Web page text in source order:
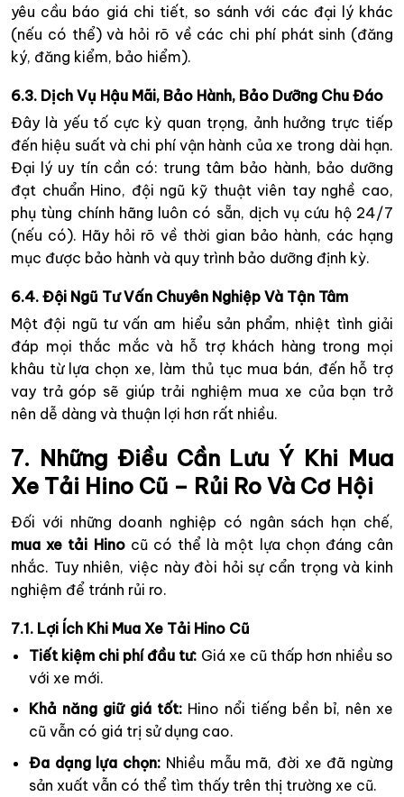
yêu cầu báo giá chi tiết, so sánh với các đại lý khác
(nếu có thể) và hỏi rõ về các chi phí phát sinh (đăng
ký, đăng kiểm, bảo hiểm).
6.3. Dịch Vụ Hậu Mãi, Bảo Hành, Bảo Dưỡng Chu Đáo
Đây là yếu tố cực kỳ quan trọng, ảnh hưởng trực tiếp
đến hiệu suất và chi phí vận hành của xe trong dài hạn.
Đại lý uy tín cần có: trung tâm bảo hành, bảo dưỡng
đạt chuẩn Hino, đội ngũ kỹ thuật viên tay nghề cao,
phụ tùng chính hãng luôn có sẵn, dịch vụ cứu hộ 24/7
(nếu có). Hãy hỏi rõ về thời gian bảo hành, các hạng
mục được bảo hành và quy trình bảo dưỡng định kỳ.
6.4. Đội Ngũ Tư Vấn Chuyên Nghiệp Và Tận Tâm
Một đội ngũ tư vấn am hiểu sản phẩm, nhiệt tình giải
đáp mọi thắc mắc và hỗ trợ khách hàng trong mọi
khâu từ lựa chọn xe, làm thủ tục mua bán, đến hỗ trợ
vay trả góp sẽ giúp trải nghiệm mua xe của bạn trở
nên dễ dàng và thuận lợi hơn rất nhiều.
7. Những Điều Cần Lưu Ý Khi Mua
Xe Tải Hino Cũ – Rủi Ro Và Cơ Hội
Đối với những doanh nghiệp có ngân sách hạn chế,
mua xe tải Hinocũ có thể là một lựa chọn đáng cân
nhắc. Tuy nhiên, việc này đòi hỏi sự cẩn trọng và kinh
nghiệm để tránh rủi ro.
7.1. Lợi Ích Khi Mua Xe Tải Hino Cũ
Tiết kiệm chi phí đầu tư: Giá xe cũ thấp hơn nhiều so
với xe mới.
Khả năng giữ giá tốt: Hino nổi tiếng bền bỉ, nên xe
cũ vẫn có giá trị sử dụng cao.
Đa dạng lựa chọn: Nhiều mẫu mã, đời xe đã ngừng
sản xuất vẫn có thể tìm thấy trên thị trường xe cũ.